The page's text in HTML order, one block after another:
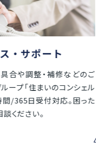
チョウ）」は、ヒノキヤグ
。夏も冬も、家中どこに
りを叶えます。